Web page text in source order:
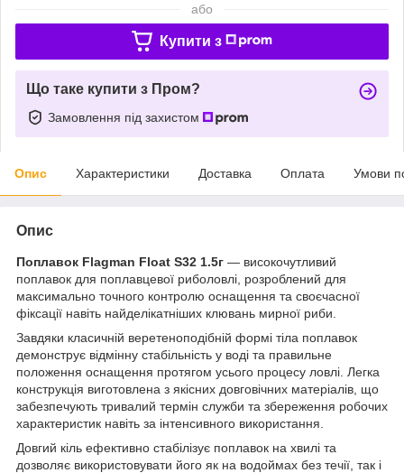
або
Купити з
Що таке купити з Пром?
Замовлення під захистом
Опис Характеристики Доставка Оплата Умови
Опис
Поплавок Flagman Float S32 1.5г — високочутливий
поплавок для поплавцевої риболовлі, розроблений для
максимально точного контролю оснащення та своєчасної
фіксації навіть найделікатніших клювань мирної риби.
Завдяки класичній веретеноподібній формі тіла поплавок
демонструє відмінну стабільність у воді та правильне
положення оснащення протягом усього процесу ловлі. Легка
конструкція виготовлена з якісних довговічних матеріалів, що
забезпечують тривалий термін служби та збереження робочих
характеристик навіть за інтенсивного використання.
Довгий кіль ефективно стабілізує поплавок на хвилі та
дозволяє використовувати його як на водоймах без течії, так і